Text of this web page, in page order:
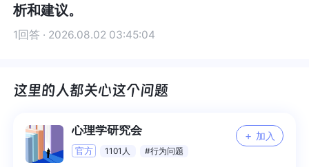
析和建议。
1回答 · 2026.08.02 03:45:04
心理学研究会
官方 1101人 #行为问题
+ 加入